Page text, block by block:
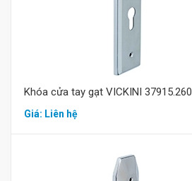
Khóa cửa tay gạt VICKINI 37915.260
Giá: Liên hệ